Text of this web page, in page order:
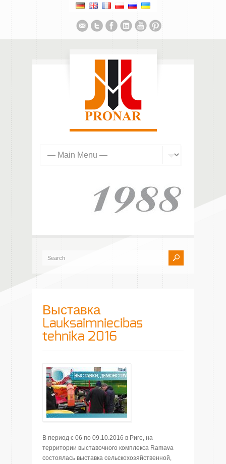
Выставка
Lauksaimniecibas
tehnika 2016
В период c 06 по 09.10.2016 в Риге, на
территории выставочного комплекса Ramava
состоялась выставка сельскохозяйственной,